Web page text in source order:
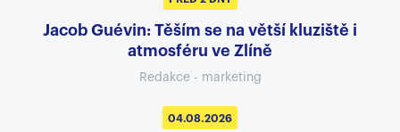
Jacob Guévin: Těším se na větší kluziště i
atmosféru ve Zlíně
Redakce - marketing
04.08.2026